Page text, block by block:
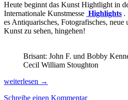
Heute beginnt das Kunst Hightlight in
Internationale Kunstmesse Highlights .
es Antiquarisches, Fotografisches, neue
Kunst zu sehen, hingehen!
Brisant: John F. und Bobby
Cecil William Stoughton
Die
Herbst-
weiterlesen →
Schreibe einen Kommentar